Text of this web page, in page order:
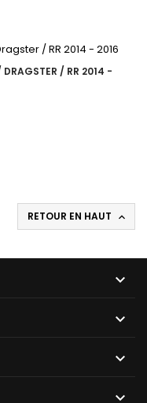
DRAGSTER / RR 2014 -
RETOUR EN HAUT 



